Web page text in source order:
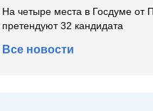
На четыре места в Госдуме от
претендуют 32 кандидата
Все новости